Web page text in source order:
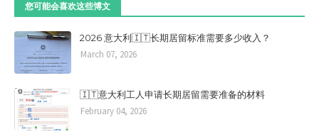
您可能会喜欢这些博文
2026 意大利🇮🇹长期居留标准需要多少收入？
March 07, 2026
🇮🇹意大利工人申请长期居留需要准备的材料
February 04, 2026